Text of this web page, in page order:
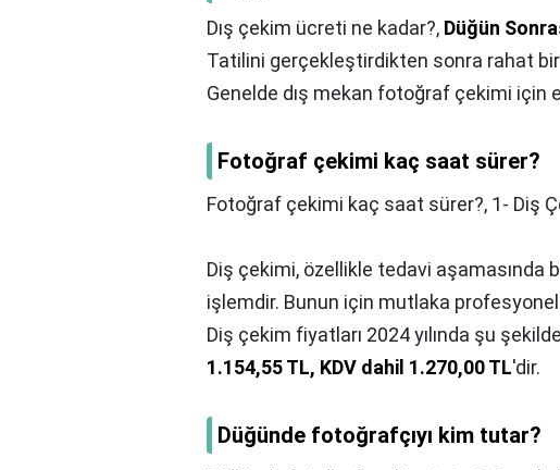
Dış çekim ücreti ne kadar?, Düğün
Tatilini gerçekleştirdikten sonra rahat
Genelde dış mekan fotoğraf çekimi için
Fotoğraf çekimi kaç saat sürer?
Fotoğraf çekimi kaç saat sürer?, 1- Diş
Diş çekimi, özellikle tedavi aşamasında
işlemdir. Bunun için mutlaka
Diş çekim fiyatları 2024 yılında şu
1.154,55 TL, KDV dahil 1.270,00 TL'dir.
Düğünde fotoğrafçıyı kim tutar?